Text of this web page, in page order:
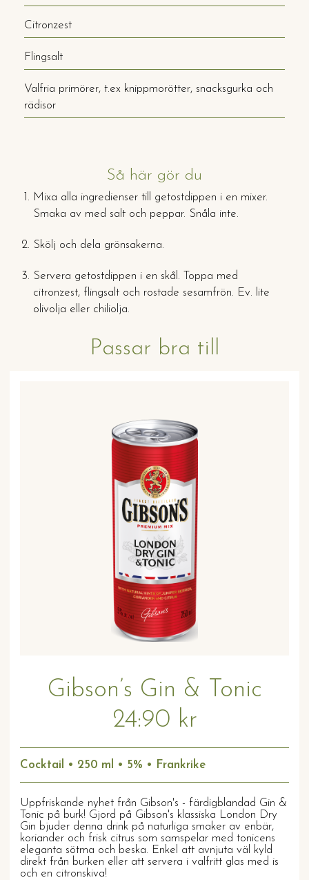
Citronzest
Flingsalt
Valfria primörer, t.ex knippmorötter, snacksgurka och
rädisor
Så här gör du
Mixa alla ingredienser till getostdippen i en mixer.
Smaka av med salt och peppar. Snåla inte.
Skölj och dela grönsakerna.
Servera getostdippen i en skål. Toppa med
citronzest, flingsalt och rostade sesamfrön. Ev. lite
olivolja eller chiliolja.
Passar bra till
Gibson’s Gin & Tonic
24:90 kr
Cocktail • 250 ml • 5% • Frankrike
Uppfriskande nyhet från Gibson's - färdigblandad Gin &
Tonic på burk! Gjord på Gibson's klassiska London Dry
Gin bjuder denna drink på naturliga smaker av enbär,
koriander och frisk citrus som samspelar med tonicens
eleganta sötma och beska. Enkel att avnjuta väl kyld
direkt från burken eller att servera i valfritt glas med is
och en citronskiva!